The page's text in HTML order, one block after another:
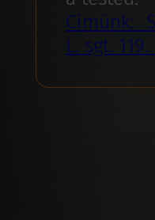
Címünk:
L. sgt.